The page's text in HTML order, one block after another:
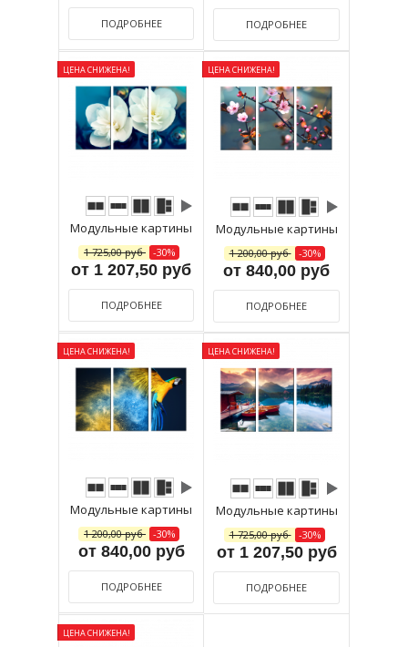
ПОДРОБНЕЕ ПОДРОБНЕЕ
ЦЕНА СНИЖЕНА!
Модульные картины
1 725,00 руб -30%
от 1 207,50 руб
ПОДРОБНЕЕ
ЦЕНА СНИЖЕНА!
Модульные картины
1 200,00 руб -30%
от 840,00 руб
ПОДРОБНЕЕ
ЦЕНА СНИЖЕНА!
Модульные картины
1 200,00 руб -30%
от 840,00 руб
ПОДРОБНЕЕ
ЦЕНА СНИЖЕНА!
Модульные картины
1 725,00 руб -30%
от 1 207,50 руб
ПОДРОБНЕЕ
ЦЕНА СНИЖЕНА!